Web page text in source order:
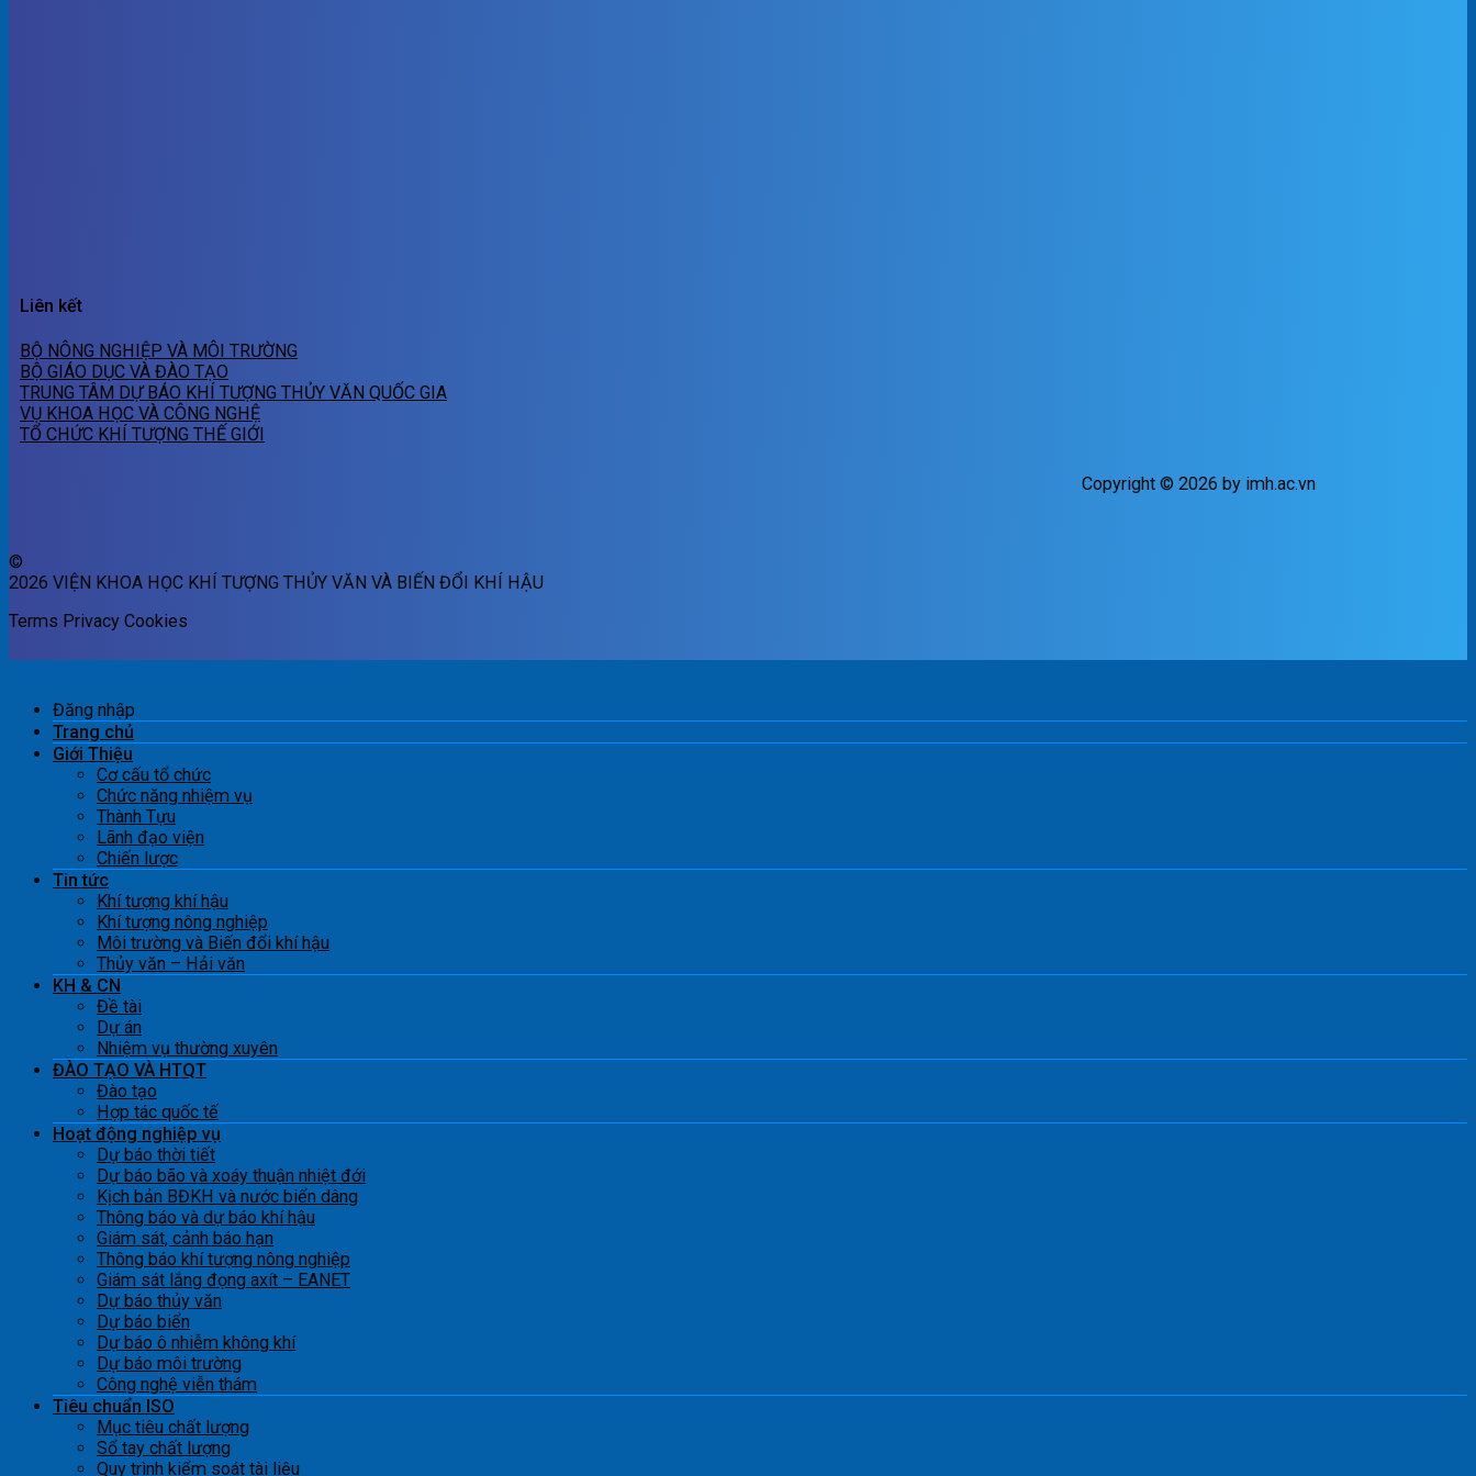
Liên kết
BỘ NÔNG NGHIỆP VÀ MÔI TRƯỜNG
BỘ GIÁO DỤC VÀ ĐÀO TẠO
TRUNG TÂM DỰ BÁO KHÍ TƯỢNG THỦY VĂN QUỐC GIA
VỤ KHOA HỌC VÀ CÔNG NGHỆ
TỔ CHỨC KHÍ TƯỢNG THẾ GIỚI
Copyright © 2026 by imh.ac.vn
©
2026 VIỆN KHOA HỌC KHÍ TƯỢNG THỦY VĂN VÀ BIẾN ĐỔI KHÍ HẬU
Terms Privacy Cookies
Đăng nhập
Trang chủ
Giới Thiệu
Cơ cấu tổ chức
Chức năng nhiệm vụ
Thành Tựu
Lãnh đạo viện
Chiến lược
Tin tức
Khí tượng khí hậu
Khí tượng nông nghiệp
Môi trường và Biến đổi khí hậu
Thủy văn – Hải văn
KH & CN
Đề tài
Dự án
Nhiệm vụ thường xuyên
ĐÀO TẠO VÀ HTQT
Đào tạo
Hợp tác quốc tế
Hoạt động nghiệp vụ
Dự báo thời tiết
Dự báo bão và xoáy thuận nhiệt đới
Kịch bản BĐKH và nước biển dâng
Thông báo và dự báo khí hậu
Giám sát, cảnh báo hạn
Thông báo khí tượng nông nghiệp
Giám sát lắng đọng axít – EANET
Dự báo thủy văn
Dự báo biển
Dự báo ô nhiễm không khí
Dự báo môi trường
Công nghệ viễn thám
Tiêu chuẩn ISO
Mục tiêu chất lượng
Sổ tay chất lượng
Quy trình kiểm soát tài liệu